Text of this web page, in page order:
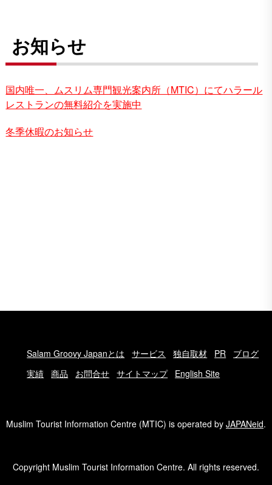
お知らせ
国内唯一、ムスリム専門観光案内所（MTIC）にてハラール
レストランの無料紹介を実施中
冬季休暇のお知らせ
Salam Groovy Japanとは サービス 独自取材 PR
ブログ
実績
商品 お問合せ サイトマップ English Site
Muslim Tourist Information Centre (MTIC) is operated by JAPANeid.
Copyright Muslim Tourist Information Centre. All rights reserved.